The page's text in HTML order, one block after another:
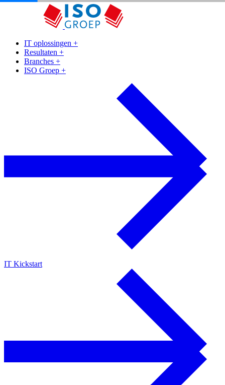
IT oplossingen +
Resultaten +
Branches +
ISO Groep +
IT Kickstart